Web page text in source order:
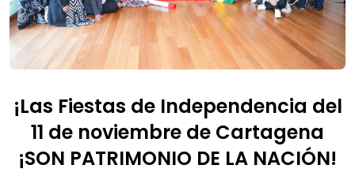
¡Las Fiestas de Independencia del
11 de noviembre de Cartagena
¡SON PATRIMONIO DE LA NACIÓN!